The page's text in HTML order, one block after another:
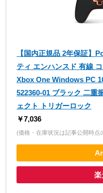
【国内正規品 2年保証】
ティ エンハンスド 有線
Xbox One Windows PC
522360-01 ブラック 二重
ェクト トリガーロック
￥7,036
(価格・在庫状況は記事公開時点
楽